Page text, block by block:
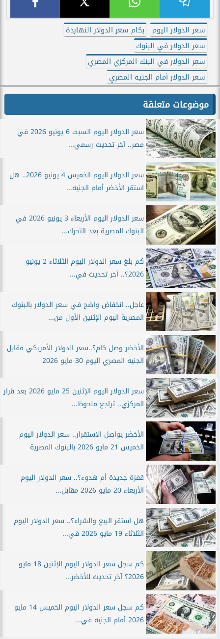
سعر الدولار اليوم
بكام سعر الدولار النهاردة
سعر الدولار في البنوك
سعر الدولار في البنك المركزي المصري
سعر الدولار أمام الجنيه المصري
موضوعات متعلقة
سعر الدولار اليوم السبت 6 يونيو 2026 في
مصر.. آخر تحديث رسمي...
سعر الدولار اليوم الخميس 4 يونيو 2026.. هل
استقر الأخضر أمام الجنيه...
سعر الدولار اليوم الأربعاء 3 يونيو 2026 في
البنوك المصرية بعد التحرك...
كم بلغ سعر الدولار اليوم الثلاثاء 2 يونيو
2026؟.. آخر تحديث في...
عاجل.. انخفاض واضح في سعر الدولار بالبنوك
المصرية اليوم الإثنين الأول من...
الأخضر وصل كام؟..سعر الدولار الأمريكي مقابل
الجنيه المصري اليوم 30 مايو 2026
سعر الدولار اليوم الإثنين 25 مايو 2026 بعد قرار
المركزي.. تراجع ملحوظ...
الأخضر يواصل الاستقرار.. سعر الدولار اليوم
الخميس 21 مايو 2026 بالبنوك المصرية
قفزة جديدة أم هدوء؟.. سعر الدولار اليوم
الأربعاء 20 مايو 2026 مقابل...
هل استقر البيع والشراء؟.. سعر الدولار اليوم
الثلاثاء 19 مايو 2026 في...
كم سجل سعر الدولار اليوم الإثنين 18 مايو
2026؟ آخر تحديث للأخضر...
كم سجل سعر الدولار اليوم الخميس 14 مايو
2026 أمام الجنيه في...